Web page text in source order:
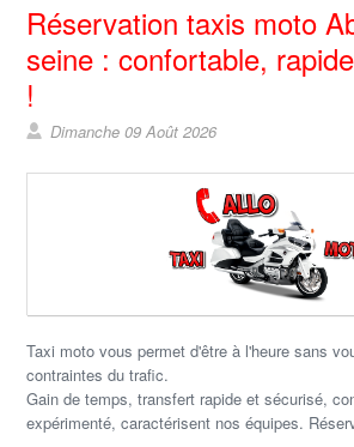
Réservation taxis moto
seine : confortable,
!
Dimanche 09 Août 2026
Taxi moto vous permet d'être à l'heure sans
contraintes du trafic.
Gain de temps, transfert rapide et sécurisé,
expérimenté, caractérisent nos équipes.